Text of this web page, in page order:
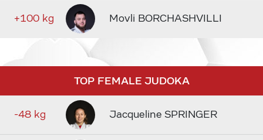
+100 kg Movli BORCHASHVILLI
TOP FEMALE JUDOKA
-48 kg Jacqueline SPRINGER